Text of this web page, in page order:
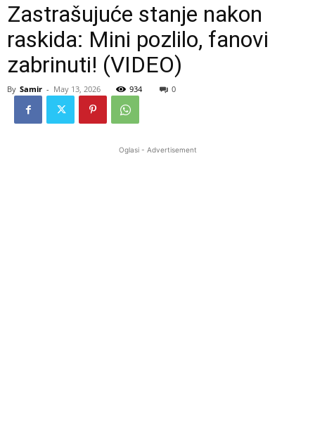
Zastrašujuće stanje nakon
raskida: Mini pozlilo, fanovi
zabrinuti! (VIDEO)
By Samir - May 13, 2026 934 0
Oglasi - Advertisement